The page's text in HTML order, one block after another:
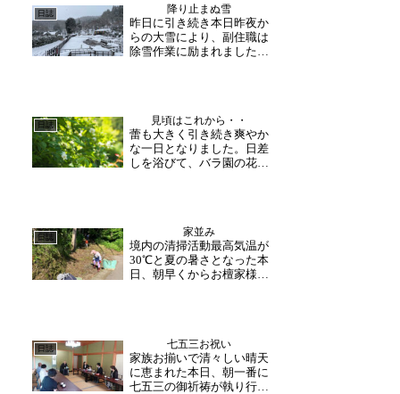
した。今回の托鉢は、3月
20日に行われます「春季彼
岸会・涅槃会・御像祭」...
日誌 降り止まぬ雪
昨日に引き続き本日昨夜か
らの大雪により、副住職は
除雪作業に励まれました。
日誌 見頃はこれから・・
蕾も大きく引き続き爽やか
な一日となりました。日差
しを浴びて、バラ園の花々
やピンクが青空や新緑に映
え、季節の移り変わりを感
じさせてくれています。
テ...
日誌 家並み
境内の清掃活動最高気温が
30℃と夏の暑さとなった本
日、朝早くからお檀家様方
ました。また、大安寺地区
町づくり委員会の方々も境
内内・独鈷水公園の清掃...
日誌 七五三お祝い
家族お揃いで清々しい晴天
に恵まれた本日、朝一番に
七五三の御祈祷が執り行わ